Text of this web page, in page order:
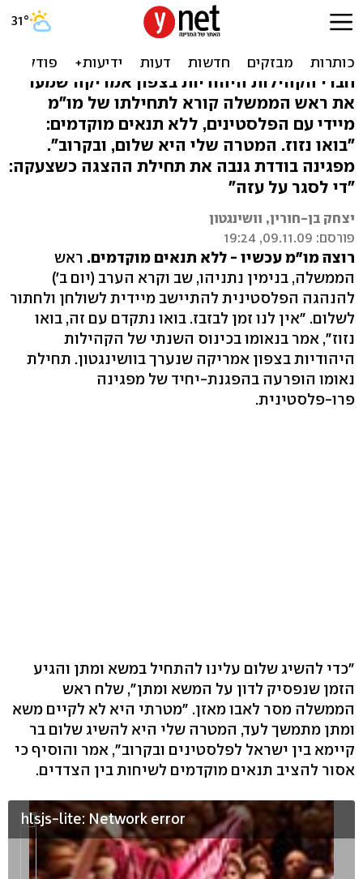
נתניהו בארה"ב: אבו מאזן, בוא
נתחיל לדבר מייד
חברי הקהילות היהודיות בצפון אמריקה שמעו
את ראש הממשלה קורא לתחילתו של מו"מ
מיידי עם הפלסטינים, ללא תנאים מוקדמים:
"בואו נזוז. המטרה שלי היא שלום, ובקרוב".
מפגינה בודדת גנבה את תחילת ההצגה כשצעקה:
"די לסגר על עזה"
יצחק בן-חורין, וושינגטון
פורסם: 09.11.09, 19:24
רוצה מו"מ עכשיו - ללא תנאים מוקדמים. ראש
הממשלה, בנימין נתניהו, שב וקרא הערב (יום ב')
להנהגה הפלסטינית להתיישב מיידית לשולחן ולחתור
לשלום. "אין לנו זמן לבזבז. בואו נתקדם עם זה, בואו
נזוז", אמר בנאומו בכינוס השנתי של הקהילות
היהודיות בצפון אמריקה שנערך בוושינגטון. תחילת
נאומו הופרעה בהפגנת-יחיד של מפגינה
פרו-פלסטינית.
"כדי להשיג שלום עלינו להתחיל במשא ומתן והגיע
הזמן שנפסיק לדון על המשא ומתן", שלח ראש
הממשלה מסר לאבו מאזן. "מטרתי היא לא לקיים משא
ומתן מתמשך לעד, המטרה שלי היא להשיג שלום בר
קיימא בין ישראל לפלסטינים ובקרוב", אמר והוסיף כי
אסור להציב תנאים מוקדמים לשיחות בין הצדדים.
hlsjs-lite: Network error